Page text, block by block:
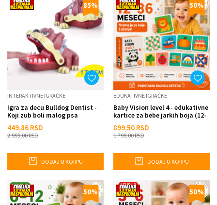
85%
INTERAKTIVNE IGRAČKE
Igra za decu Bulldog Dentist -
Koji zub boli malog psa
449,86 RSD
2.999,00RSD
DODAJ U KORPU
50%
EDUKATIVNE IGRAČKE
Baby Vision level 4 - edukativne
kartice za bebe jarkih boja (12-
899,50 RSD
1.799,00RSD
DODAJ U KORPU
50% 50%